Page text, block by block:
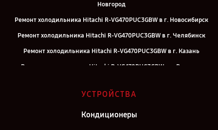
Новгород
Ремонт холодильника Hitachi R-VG470PUC3GBW в г. Новосибирск
Ремонт холодильника Hitachi R-VG470PUC3GBW в г. Челябинск
Ремонт холодильника Hitachi R-VG470PUC3GBW в г. Казань
Ремонт холодильника Hitachi R-VG470PUC3GBW в г. Воронеж
Ремонт холодильника Hitachi R-VG470PUC3GBW в г. Самара
Ремонт холодильника Hitachi R-VG470PUC3GBW в г. Киров
УСТРОЙСТВА
Кондиционеры